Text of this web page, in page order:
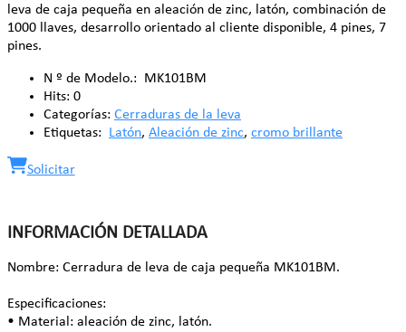
leva de caja pequeña en aleación de zinc, latón, combinación de
1000 llaves, desarrollo orientado al cliente disponible, 4 pines, 7
pines.
N º de Modelo.:
MK101BM
Hits: 0
Categorías: Cerraduras de la leva
Etiquetas:
Latón, Aleación de zinc, cromo brillante
Solicitar
INFORMACIÓN DETALLADA
Nombre: Cerradura de leva de caja pequeña MK101BM.
Especificaciones:
• Material: aleación de zinc, latón.